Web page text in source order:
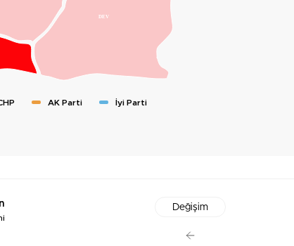
DEV
AK Parti İyi Parti
Değişim